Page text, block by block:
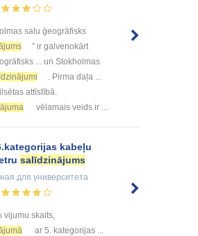
salu ģeogrāfisks
” ir galvenokārt
... un Stokholmas
. Pirma daļa ...
attīstībā.
vēlamais veids ir ...
kabeļu
salīdzinājums
для университета
vijumu skaits,
ar 5. kategorijas ...